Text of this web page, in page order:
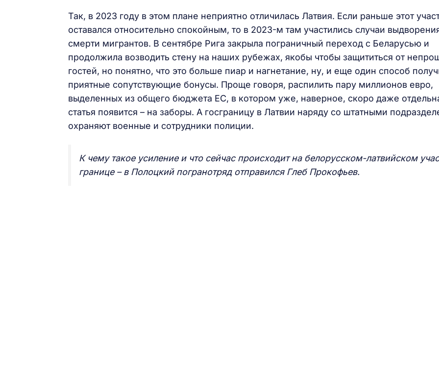
Так, в 2023 году в этом плане неприятно отличилась Латвия. Если раньше этот
оставался относительно спокойным, то в 2023-м там участились случаи
смерти мигрантов. В сентябре Рига закрыла пограничный переход с Беларусью и
продолжила возводить стену на наших рубежах, якобы чтобы защититься от
гостей, но понятно, что это больше пиар и нагнетание, ну, и еще один способ
приятные сопутствующие бонусы. Проще говоря, распилить пару миллионов евро,
выделенных из общего бюджета ЕС, в котором уже, наверное, скоро даже
статья появится – на заборы. А госграницу в Латвии наряду со штатными
охраняют военные и сотрудники полиции.
К чему такое усиление и что сейчас происходит на белорусском-латвийском
границе – в Полоцкий погранотряд отправился Глеб Прокофьев.